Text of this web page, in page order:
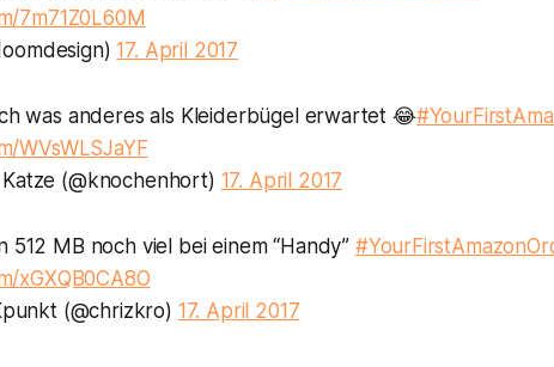
7m71Z0L60M
17. April 2017
was anderes als Kleiderbügel erwartet 😂
WVsWLSJaYF
(@knochenhort) 17. April 2017
512 MB noch viel bei einem “Handy”
xGXQB0CA8O
(@chrizkro) 17. April 2017